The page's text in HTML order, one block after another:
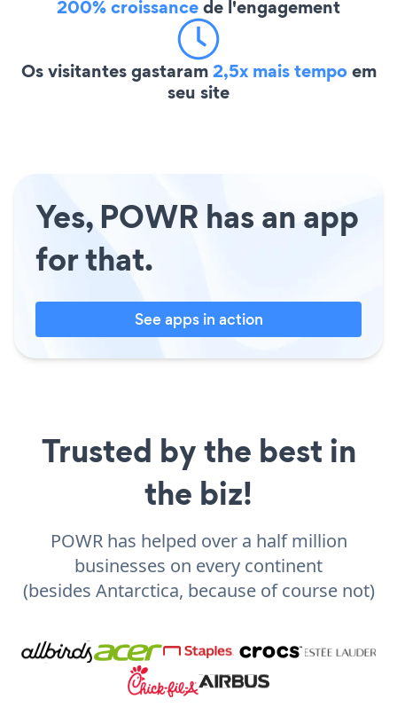
200% croissancede l'engagement
Os visitantes gastaram2,5x mais tempoem
seu site
Yes, POWR has an app
for that.
See apps in action
Trusted by the best in
the biz!
POWR has helped over a half million
businesses on every continent
(besides Antarctica, because of course not)